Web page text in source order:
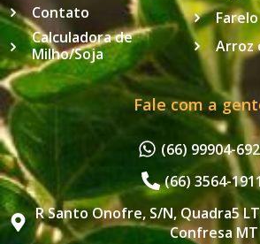
Contato
Calculadora de
Milho/Soja
Arroz
Fale com a
(66) 99904-
(66) 3564-1911
R Santo Onofre, S/N, Quadra5
Confresa MT